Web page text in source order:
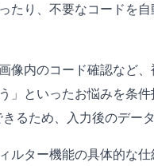
たり、不要なコードを
像内のコード確認など
」といったお悩みを条
るため、入力後のデー
ルター機能の具体的な